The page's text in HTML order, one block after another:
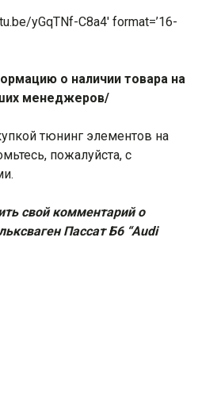
yGqTNf-C8a4′ format=’16-
о наличии товара на
менеджеров/
тюнинг элементов на
пожалуйста, с
.
свой комментарий о
Пассат Б6 “Audi